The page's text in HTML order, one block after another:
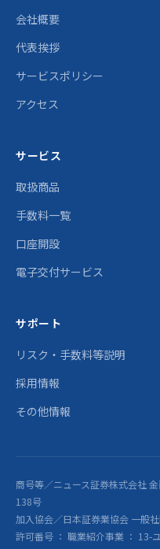
会社概要
代表挨拶
サービスポリシー
アクセス
サービス
取扱商品
手数料一覧
口座開設
電子交付サービス
サポート
リスク・手数料等説明
採用情報
その他情報
商号等／ニュース証券株式会社
138号
加入協会／日本証券業協会 一般
許可番号 ： 職業紹介事業 ： 13-